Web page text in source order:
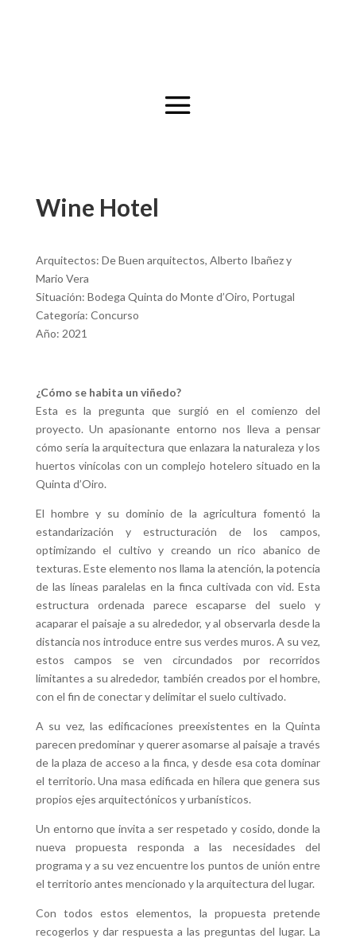
Wine Hotel
Arquitectos: De Buen arquitectos, Alberto Ibañez y
Mario Vera
Situación: Bodega Quinta do Monte d’Oiro, Portugal
Categoría: Concurso
Año: 2021
¿Cómo se habita un viñedo?
Esta es la pregunta que surgió en el comienzo del
proyecto. Un apasionante entorno nos lleva a pensar
cómo sería la arquitectura que enlazara la naturaleza y los
huertos vinícolas con un complejo hotelero situado en la
Quinta d’Oiro.
El hombre y su dominio de la agricultura fomentó la
estandarización y estructuración de los campos,
optimizando el cultivo y creando un rico abanico de
texturas. Este elemento nos llama la atención, la potencia
de las líneas paralelas en la finca cultivada con vid. Esta
estructura ordenada parece escaparse del suelo y
acaparar el paisaje a su alrededor, y al observarla desde la
distancia nos introduce entre sus verdes muros.A su vez,
estos campos se ven circundados por recorridos
limitantes a su alrededor, también creados por el hombre,
con el fin de conectar y delimitar el suelo cultivado.
A su vez, las edificaciones preexistentes en la Quinta
parecen predominar y querer asomarse al paisaje a través
de la plaza de acceso a la finca, y desde esa cota dominar
el territorio. Una masa edificada en hilera que genera sus
propios ejes arquitectónicos y urbanísticos.
Un entorno que invita a ser respetado y cosido, donde la
nueva propuesta responda a las necesidades del
programa y a su vez encuentre los puntos de unión entre
el territorio antes mencionado y la arquitectura del lugar.
Con todos estos elementos, la propuesta pretende
recogerlos y dar respuesta a las preguntas del lugar. La